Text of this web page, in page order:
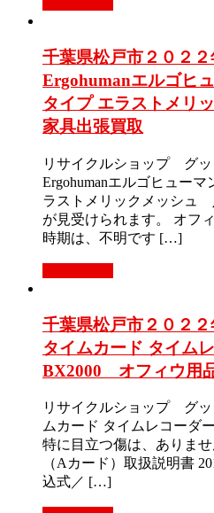
千葉県松戸市２０２
Ergohumanエルゴヒ
タイプ エラストメリ
家具出張買取
リサイクルショップ グ
Ergohumanエルゴヒュー
ラストメリックメッシュ
が見受けられます。 オフ
時期は、不明です […]
千葉県松戸市２０２
タイムカード タイム
BX2000 オフィウ用
リサイクルショップ グ
ムカード タイムレコー
特に目立つ傷は、ありま
（Aカード）取扱説明書
込式／ […]